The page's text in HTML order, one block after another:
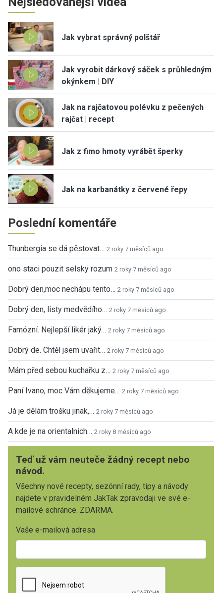
Jak vybrat správný polštář
Jak vyrobit dárkový sáček s průhledným
okýnkem | DIY
Jak na rajčatovou polévku z pečených
rajčat | recept
Jak z fimo hmoty vyrábět šperky
Jak na karbanátky z červené řepy
Poslední komentáře
Thunbergia se dá pěstovat… 2 roky 7 měsíců ago
ono staci pouzit selsky rozum 2 roky 7 měsíců ago
Dobrý den,moc nechápu tento… 2 roky 7 měsíců ago
Dobrý den, listy medvědího… 2 roky 7 měsíců ago
Famózní. Nejlepší likér jaký… 2 roky 7 měsíců ago
Dobrý de. Chtěl jsem uvařit… 2 roky 7 měsíců ago
Mám před sebou kuchařku z… 2 roky 7 měsíců ago
Paní Ivano, moc Vám děkujeme… 2 roky 7 měsíců ago
Já je dělám trošku jinak,… 2 roky 7 měsíců ago
A kde je na orientalnich… 2 roky 8 měsíců ago
Teď už vám neuteče žádný recept nebo
návod.
Všechny nové recepty, sezónní rady, tipy a návody
najdete v pravidelném JakTak zpravodaji ve své e-
mailové schránce. ZDARMA.
Vaše e-mailová adresa